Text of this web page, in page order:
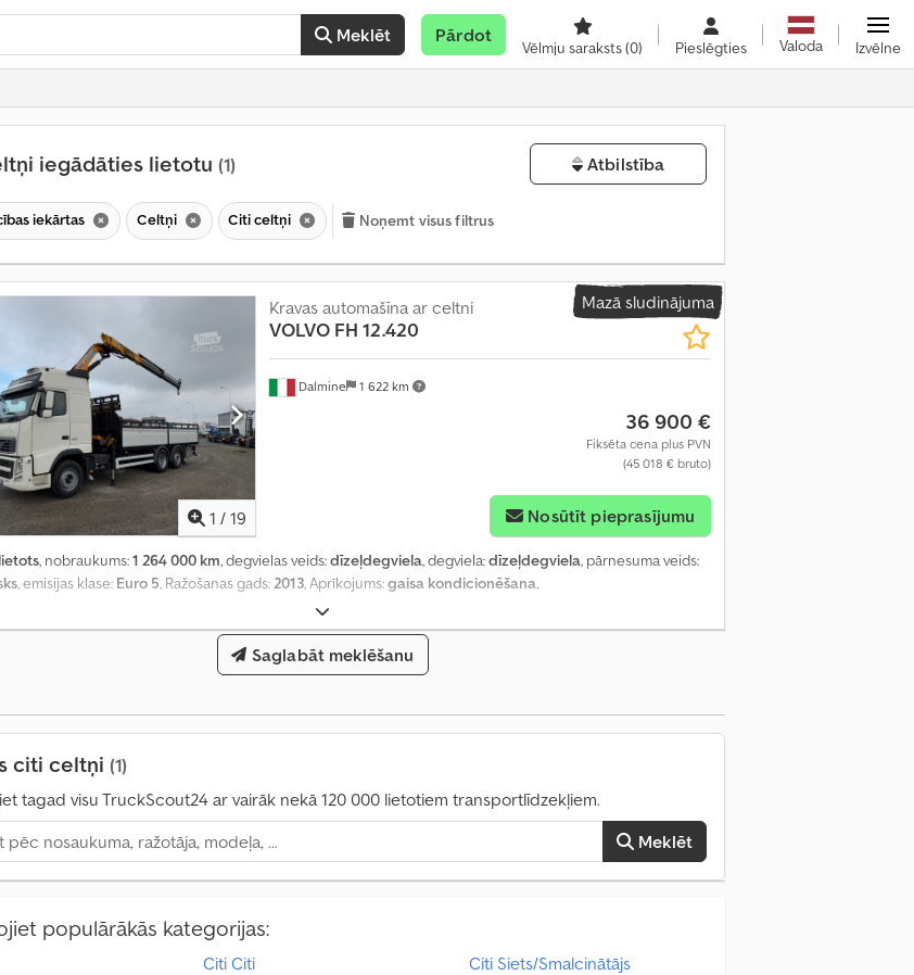
Meklēt Pārdot
Vēlmju saraksts(0) Pieslēgties Valoda Izvēlne
iegādāties lietotu (1) Atbilstība
iekārtas Celtņi Citi celtņi Noņemt visus filtrus
Mazā sludinājuma
1 / 19
Dalmine 1 622 km
Kravas automašīna ar celtni
VOLVO FH 12.420
36 900 €
Fiksēta cena plus PVN
(45 018 € bruto)
Nosūtīt pieprasījumu
lietots, nobraukums:1 264 000 km, degvielas veids:dīzeļdegviela, degviela:dīzeļdegviela, pārnesuma veids:
, emisijas klase: Euro 5, Ražošanas gads:2013, Aprīkojums:gaisa kondicionēšana,
Saglabāt meklēšanu
citi celtņi (1)
tagad visu TruckScout24 ar vairāk nekā 120 000 lietotiem transportlīdzekļiem.
Meklēt
populārākās kategorijas:
Citi Citi Citi Siets/Smalcinātājs